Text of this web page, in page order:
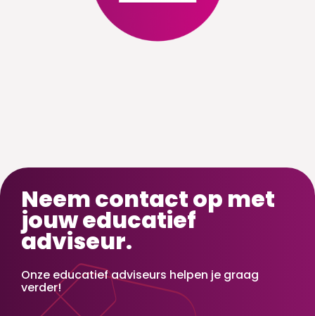
Neem contact op met
jouw educatief
adviseur.
Onze educatief adviseurs helpen je graag
verder!